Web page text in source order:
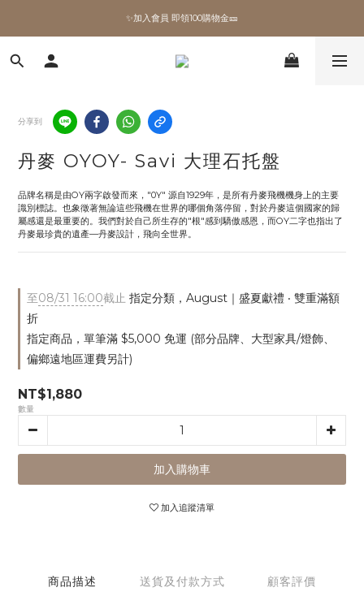
✨加入會員 即領100購物金🎫
✨加入會員 即領100購物金🎫
全館滿額現折🔥
✨加入會員 即領100購物金🎫
分享到
丹麥 OYOY- Savi 大理石托盤
品牌名稱是由OY兩字啟發而來，"0Y" 源自1929年，是所有丹麥飛機機身上的主要
識別標誌。也象徵著無論這些飛機在世界的哪個角落停留，對於丹麥這個國家的歸
屬感還是最重要的。我們對於自己所生存的"根"感到驕傲感恩，而OY二字也指出了
丹麥最珍貴的遺產—丹麥設計，飛向全世界。
至08/31 16:00截止 指定分類，August｜盛夏獻禮 ‧ 雙重滿額
折
指定商品，單筆滿 $5,000 免運 (部分品牌、大型家具/燈飾、
偏鄉遠地區運費另計)
NT$1,880
數量
加入購物車
加入追蹤清單
商品描述 送貨及付款方式 顧客評價